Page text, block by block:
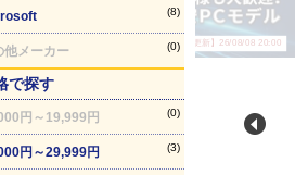
(8)
他メーカー (0)
で探す
円～19,999円 (0)
円～29,999円 (3)
【最終更新】26/08/08 20:00